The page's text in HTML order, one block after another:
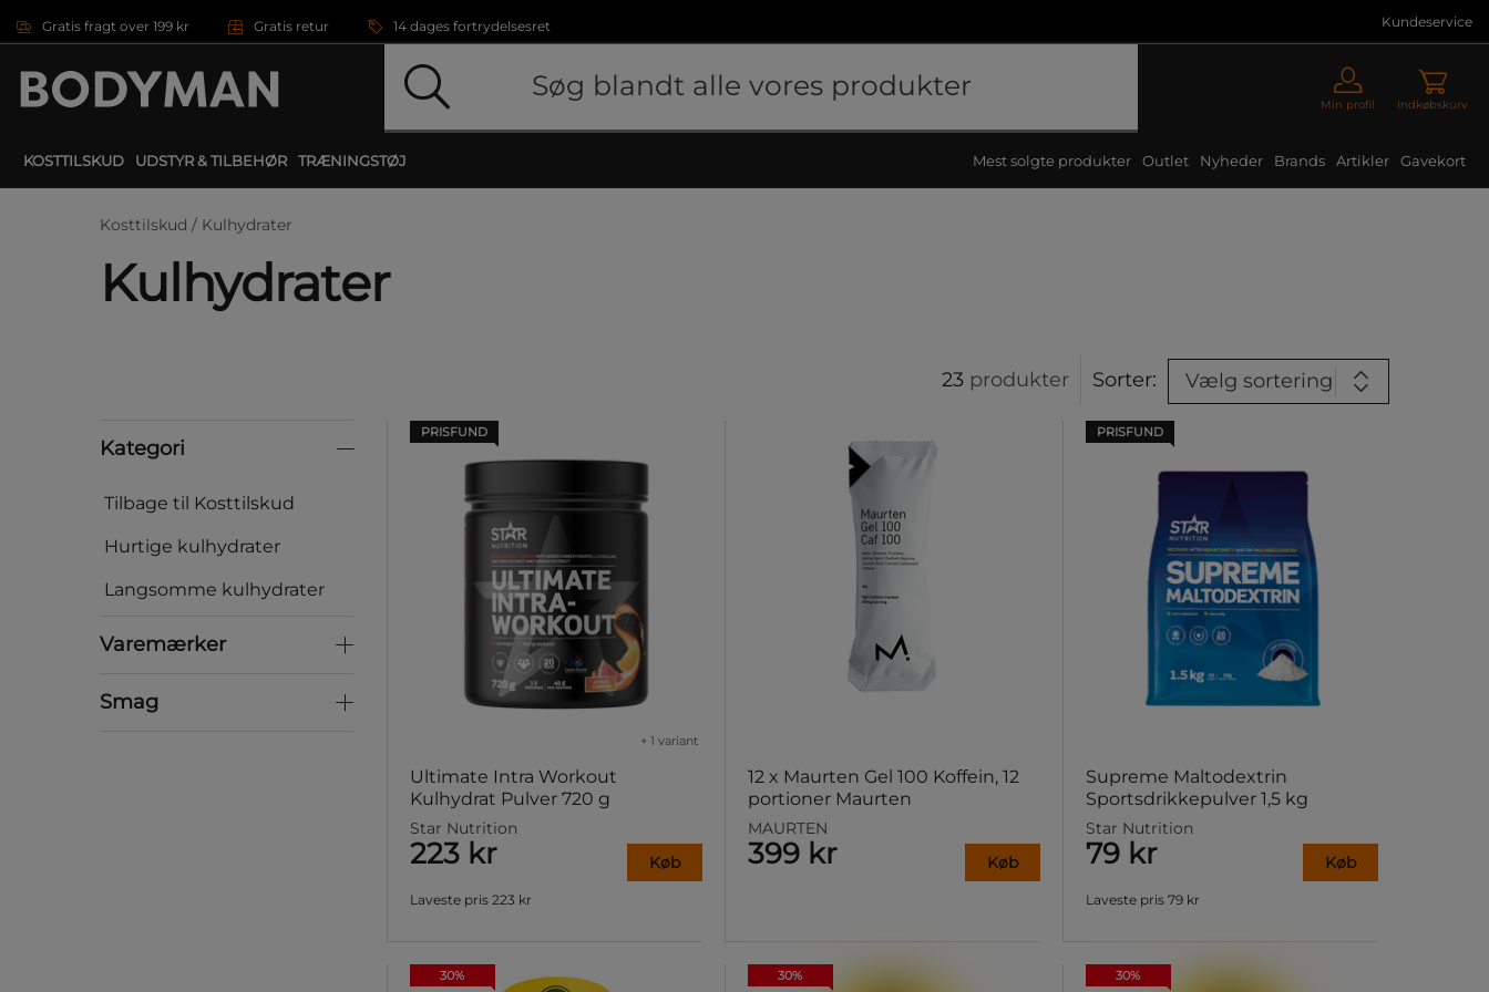
Gratis fragt over 199 kr Gratis retur 14 dages fortrydelsesret Kundeservice
Min profil Indkøbskurv
KOSTTILSKUD UDSTYR & TILBEHØR TRÆNINGSTØJ Mest solgte produkter Outlet Nyheder Brands Artikler Gavekort
Kosttilskud / Kulhydrater
Kulhydrater
23 produkter Sorter: Vælg sortering
Kategori
Tilbage til Kosttilskud
Hurtige kulhydrater
Langsomme kulhydrater
VaremærkerVaremærker
SmagSmag
PRISFUND
Ultimate Intra Workout
Kulhydrat Pulver 720 g
+ 1 variant
Star Nutrition
223 kr Køb
Laveste pris 223 kr
12 x Maurten Gel 100 Koffein, 12
portioner Maurten
MAURTEN
399 kr Køb
PRISFUND
Supreme Maltodextrin
Sportsdrikkepulver 1,5 kg
Star Nutrition
79 kr Køb
Laveste pris 79 kr
30% 30% 30%